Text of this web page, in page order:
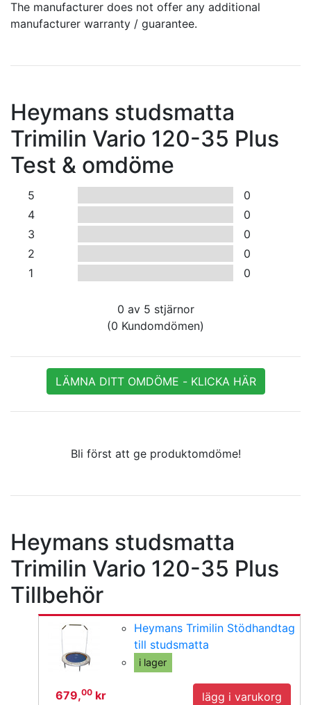
The manufacturer does not offer any additional
manufacturer warranty / guarantee.
Heymans studsmatta
Trimilin Vario 120-35 Plus
Test & omdöme
5
0
4
0
3
0
2
0
1
0
0 av 5 stjärnor
(0 Kundomdömen)
LÄMNA DITT OMDÖME - KLICKA HÄR
Bli först att ge produktomdöme!
Heymans studsmatta
Trimilin Vario 120-35 Plus
Tillbehör
Heymans Trimilin Stödhandtag
till studsmatta
i lager
679,00kr lägg i varukorg